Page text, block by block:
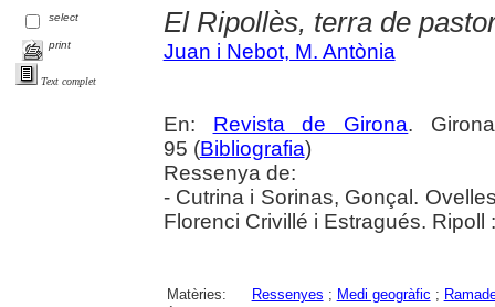
select
print
Text complet
El Ripollès, terra de
Juan i Nebot, M. Antònia
En: Revista de Girona.
95 (Bibliografia)
Ressenya de:
- Cutrina i Sorinas, Gonçal.
Florenci Crivillé i Estragués.
Matèries: Ressenyes ; Medi geogràfic ;